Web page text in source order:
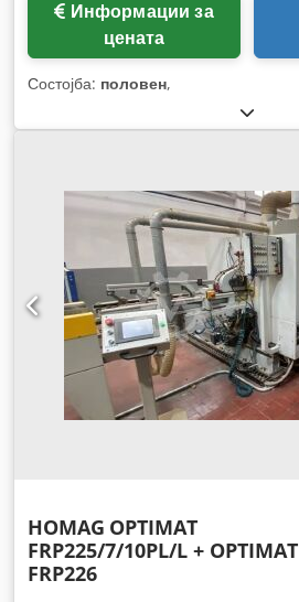
цената
Состојба: половен,
HOMAG OPTIMAT
FRP225/7/10PL/L + OPTIMAT
FRP226